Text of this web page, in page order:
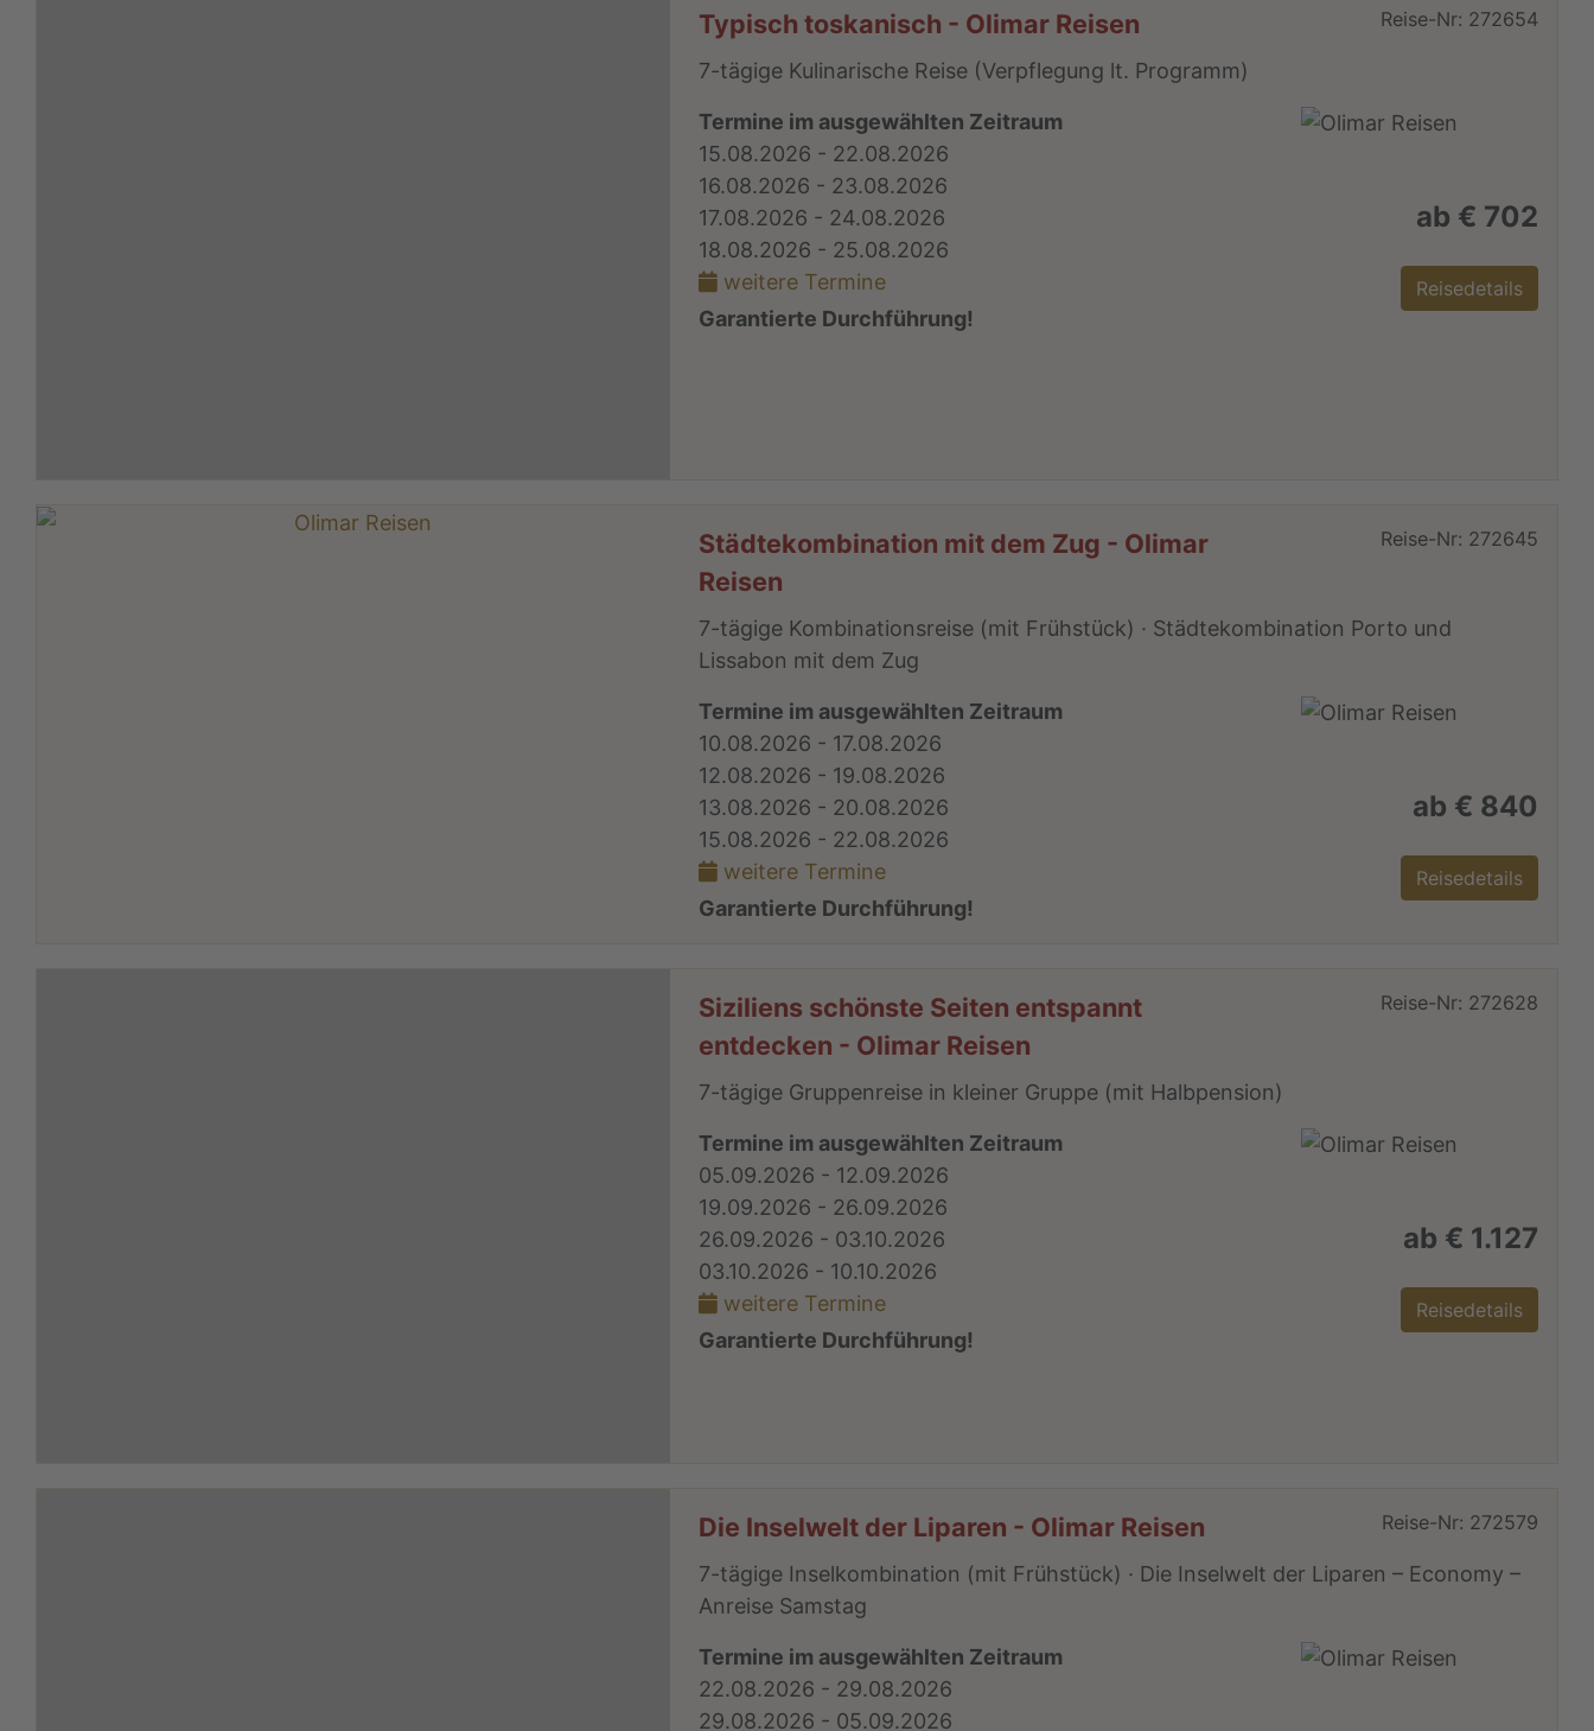
Typisch toskanisch - Olimar Reisen Reise-Nr: 272654
7-tägige Kulinarische Reise (Verpflegung lt. Programm)
Termine im ausgewählten Zeitraum
15.08.2026 - 22.08.2026
16.08.2026 - 23.08.2026
17.08.2026 - 24.08.2026
18.08.2026 - 25.08.2026
weitere Termine
Garantierte Durchführung!
ab € 702
Reisedetails
Städtekombination mit dem Zug - Olimar
Reisen
Reise-Nr: 272645
7-tägige Kombinationsreise (mit Frühstück) · Städtekombination Porto und
Lissabon mit dem Zug
Termine im ausgewählten Zeitraum
10.08.2026 - 17.08.2026
12.08.2026 - 19.08.2026
13.08.2026 - 20.08.2026
15.08.2026 - 22.08.2026
weitere Termine
Garantierte Durchführung!
ab € 840
Reisedetails
Siziliens schönste Seiten entspannt
entdecken - Olimar Reisen
Reise-Nr: 272628
7-tägige Gruppenreise in kleiner Gruppe (mit Halbpension)
Termine im ausgewählten Zeitraum
05.09.2026 - 12.09.2026
19.09.2026 - 26.09.2026
26.09.2026 - 03.10.2026
03.10.2026 - 10.10.2026
weitere Termine
Garantierte Durchführung!
ab € 1.127
Reisedetails
Die Inselwelt der Liparen - Olimar Reisen Reise-Nr: 272579
7-tägige Inselkombination (mit Frühstück) · Die Inselwelt der Liparen – Economy –
Anreise Samstag
Termine im ausgewählten Zeitraum
22.08.2026 - 29.08.2026
29.08.2026 - 05.09.2026